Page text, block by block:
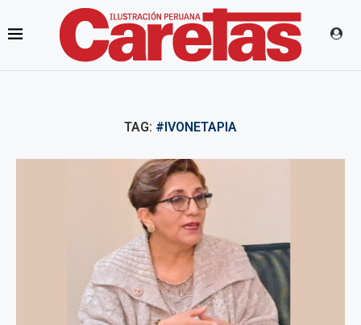
TAG: #IVONETAPIA